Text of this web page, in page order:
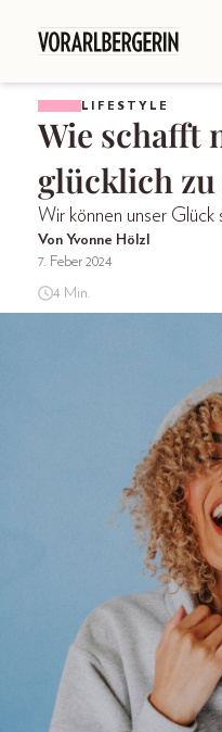
LIFESTYLE
Wie schafft
glücklich zu
Wir können unser Glück
Von Yvonne Hölzl
7. Feber 2024
4 Min.